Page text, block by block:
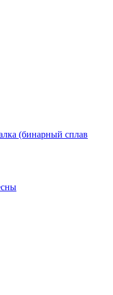
(бинарный сплав